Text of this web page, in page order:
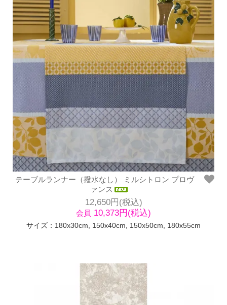
テーブルランナー（撥水なし） ミルシトロン プロヴ
ァンス
12,650円(税込)
会員 10,373円(税込)
サイズ：180x30cm, 150x40cm, 150x50cm, 180x55cm